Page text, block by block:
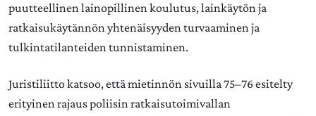
puutteellinen lainopillinen koulutus, lainkäytön ja
ratkaisukäytännön yhtenäisyyden turvaaminen ja
tulkintatilanteiden tunnistaminen.
Juristiliitto katsoo, että mietinnön sivuilla 75–76 esitelty
erityinen rajaus poliisin ratkaisutoimivallan